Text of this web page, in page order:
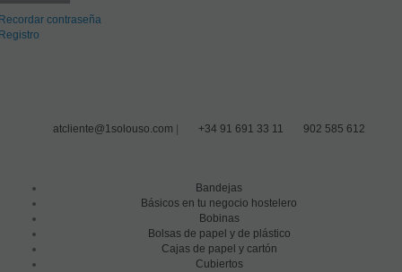
contraseña
atcliente@1solouso.com +34 91 691 33 11 902 585 612
Bandejas
Básicos en tu negocio hostelero
Bobinas
Bolsas de papel y de plástico
Cajas de papel y cartón
Cubiertos